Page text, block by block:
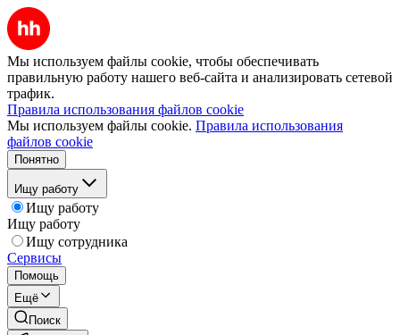
Мы используем файлы cookie, чтобы обеспечивать
правильную работу нашего веб-сайта и анализировать сетевой
трафик.
Правила использования файлов cookie
Мы используем файлы cookie. Правила использования
файлов cookie
Понятно
Ищу работу
Ищу работу
Ищу работу
Ищу сотрудника
Сервисы
Помощь
Ещё
Поиск